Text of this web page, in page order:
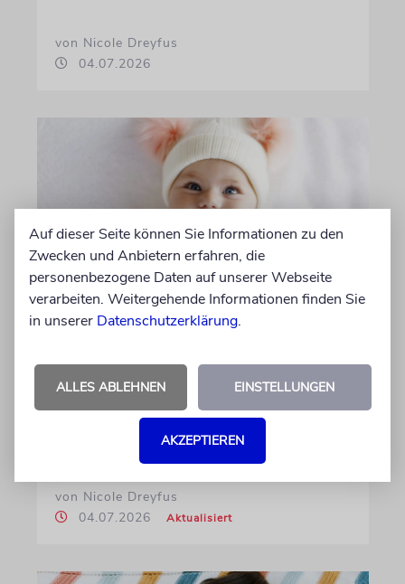
von Nicole Dreyfus
04.07.2026
BUNDESAMT FÜR STATISTIK
ist am beliebtesten bei
Schweizer Eltern
Auch in der Schweiz wählen Eltern weiterhin
häufig biblische Namen für ihr Neugeborenes
von Nicole Dreyfus
04.07.2026
Aktualisiert
Auf dieser Seite können Sie Informationen zu den
Zwecken und Anbietern erfahren, die
personenbezogene Daten auf unserer Webseite
verarbeiten. Weitergehende Informationen finden Sie
in unserer Datenschutzerklärung.
ALLES ABLEHNEN EINSTELLUNGEN
AKZEPTIEREN